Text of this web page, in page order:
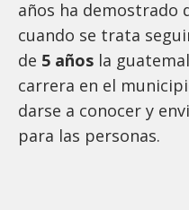
años ha demostrado
cuando se trata
de 5 años la
carrera en el
darse a conocer y
para las personas.